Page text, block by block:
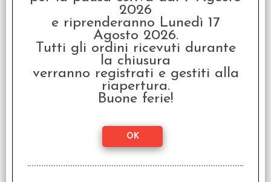
Art. similari
Gloomhaven - Buttons &
Bugs - Italiano
€19,99
2026
e riprenderanno Lunedì 17
Agosto 2026.
Tutti gli ordini ricevuti durante
la chiusura
verranno registrati e gestiti alla
riapertura.
Buone ferie!